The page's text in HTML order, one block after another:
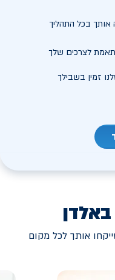
בכל התהליך
לצרכים שלך
זמין בשבילך
אותך לכל מקום